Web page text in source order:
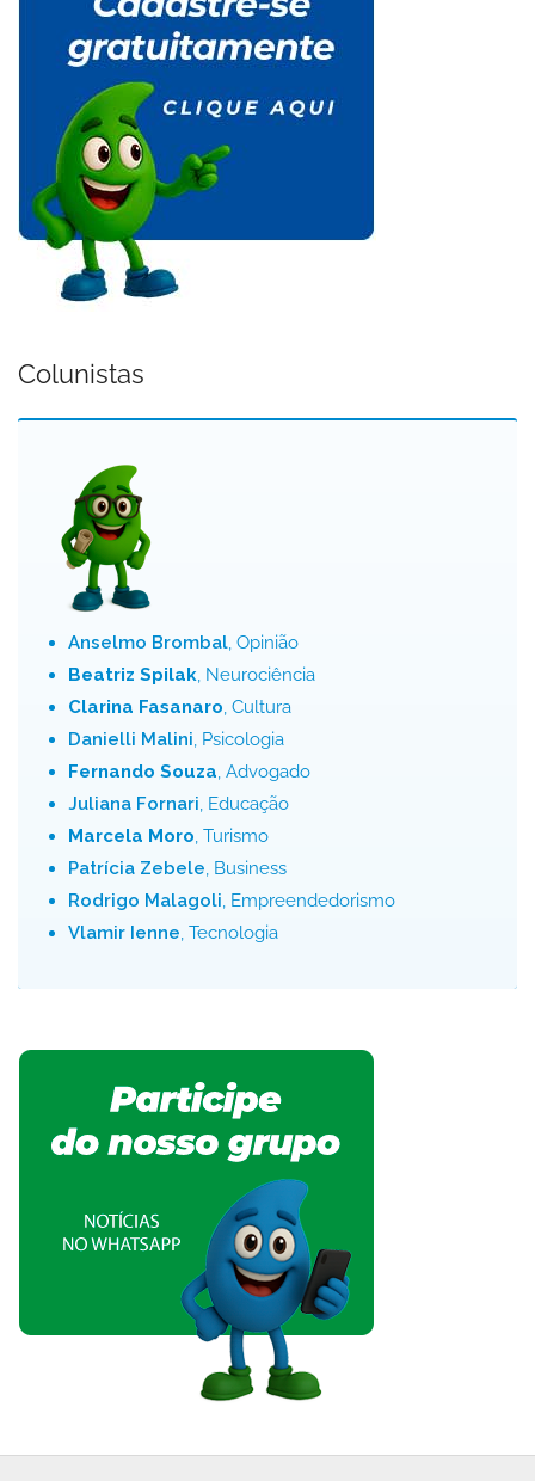
Colunistas
Anselmo Brombal, Opinião
Beatriz Spilak, Neurociência
Clarina Fasanaro, Cultura
Danielli Malini, Psicologia
Fernando Souza, Advogado
Juliana Fornari, Educação
Marcela Moro, Turismo
Patrícia Zebele, Business
Rodrigo Malagoli, Empreendedorismo
Vlamir Ienne, Tecnologia